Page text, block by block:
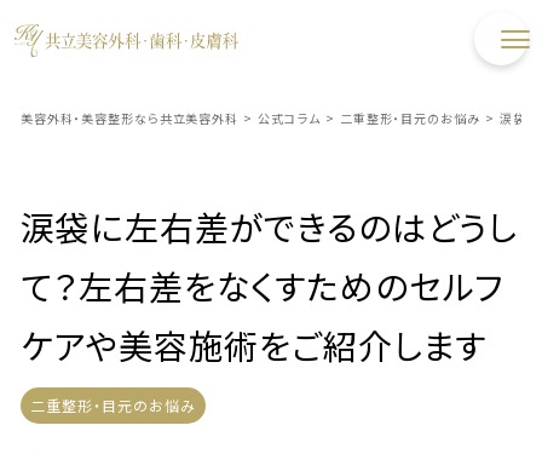
美容外科・美容整形なら共立美容外科 > 公式コラム > 二重整形・目元のお悩み > 涙袋に
涙袋に左右差ができるのはどうし
て？左右差をなくすためのセルフ
ケアや美容施術をご紹介します
二重整形・目元のお悩み